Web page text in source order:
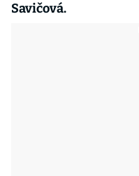
Savičová.